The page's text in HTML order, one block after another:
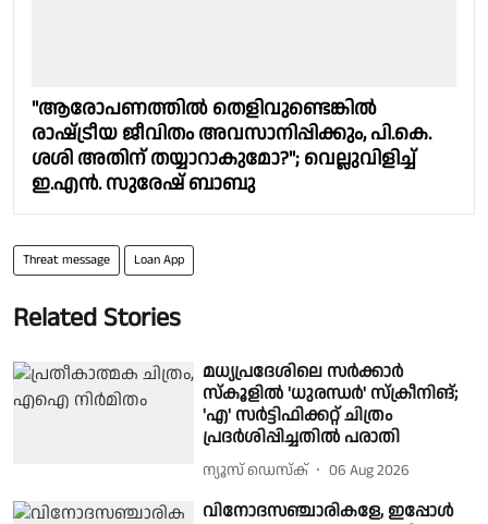
"ആരോപണത്തിൽ തെളിവുണ്ടെങ്കിൽ
രാഷ്‌ട്രീയ ജീവിതം അവസാനിപ്പിക്കും, പി.കെ.
ശശി അതിന് തയ്യാറാകുമോ?"; വെല്ലുവിളിച്ച്
ഇ.എൻ. സുരേഷ് ബാബു
Threat message Loan App
Related Stories
മധ്യപ്രദേശിലെ സർക്കാർ
സ്കൂളിൽ 'ധുരന്ധർ' സ്ക്രീനിങ്;
'എ' സർട്ടിഫിക്കറ്റ് ചിത്രം
പ്രദർശിപ്പിച്ചതിൽ പരാതി
ന്യൂസ് ഡെസ്ക് 06 Aug 2026
വിനോദസഞ്ചാരികളേ, ഇപ്പോള്‍